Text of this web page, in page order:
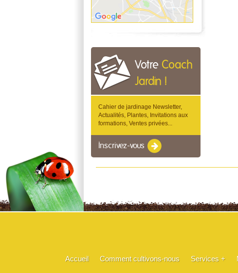
Votre Coach
Jardin !
Cahier de jardinage Newsletter,
Actualités, Plantes, Invitations aux
formations, Ventes privées...
Inscrivez-vous
Accueil Comment cultivons-nous Services +